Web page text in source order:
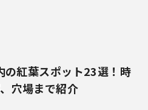
の紅葉スポット23選！時
穴場まで紹介